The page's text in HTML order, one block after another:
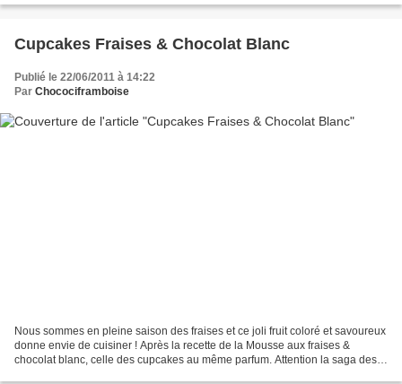
Cupcakes Fraises & Chocolat Blanc
Publié le 22/06/2011 à 14:22
Par Chocociframboise
Nous sommes en pleine saison des fraises et ce joli fruit coloré et savoureux
donne envie de cuisiner ! Après la recette de la Mousse aux fraises &
chocolat blanc, celle des cupcakes au même parfum. Attention la saga des